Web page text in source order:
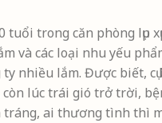
trong căn phòng lụp
và các loại nhu yếu
ty nhiều lắm. Được
lúc trái gió trở trời,
ai thương tình thì